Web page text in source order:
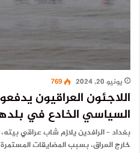
يونيو 20, 2024
769
اللاجئون العراقيون
السياسي الخادع في
بغداد – الرافدين يلازم شاب عراقي
خارج العراق، بسبب المضايقات